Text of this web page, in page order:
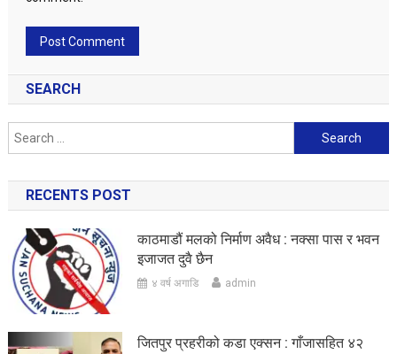
SEARCH
Search
for:
RECENTS POST
काठमाडौं मलको निर्माण अवैध : नक्सा पास र भवन
इजाजत दुवै छैन
४ वर्ष अगाडि admin
जितपुर प्रहरीको कडा एक्सन : गाँजासहित ४२